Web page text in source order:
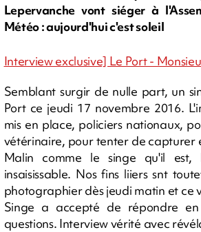
Lepervanche vont siéger à
Météo : aujourd'hui c'est soleil
Interview exclusive] Le Port -
Semblant surgir de nulle part, un
Port ce jeudi 17 novembre 2016.
mis en place, policiers nationaux,
vétérinaire, pour tenter de capturer
Malin comme le singe qu'il est,
insaisissable. Nos fins liiers snt
photographier dès jeudi matin et ce
Singe a accepté de répondre
questions. Interview vérité avec